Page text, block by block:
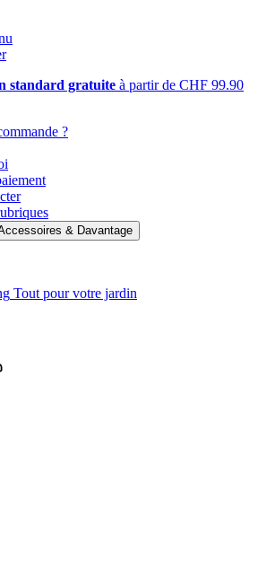
standard gratuite à partir de CHF 99.90
?
Tout pour votre jardin